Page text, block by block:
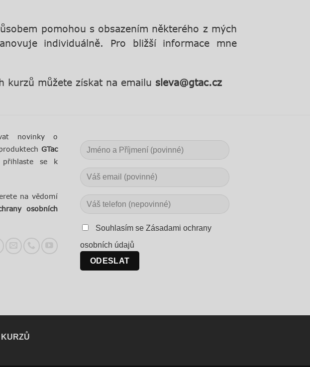
pomohou s obsazením některého z mých
individuálně. Pro bližší informace mne
kurzů můžete získat na emailu sleva@gtac.cz
novinky o
GTac
se k
na vědomí
osobních
Souhlasím se Zásadami ochrany
osobních údajů